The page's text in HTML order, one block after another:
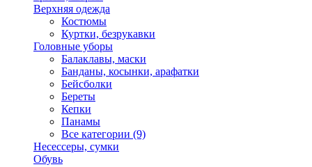
Верхняя одежда
Костюмы
Куртки, безрукавки
Головные уборы
Балаклавы, маски
Банданы, косынки, арафатки
Бейсболки
Береты
Кепки
Панамы
Все категории (9)
Несессеры, сумки
Обувь